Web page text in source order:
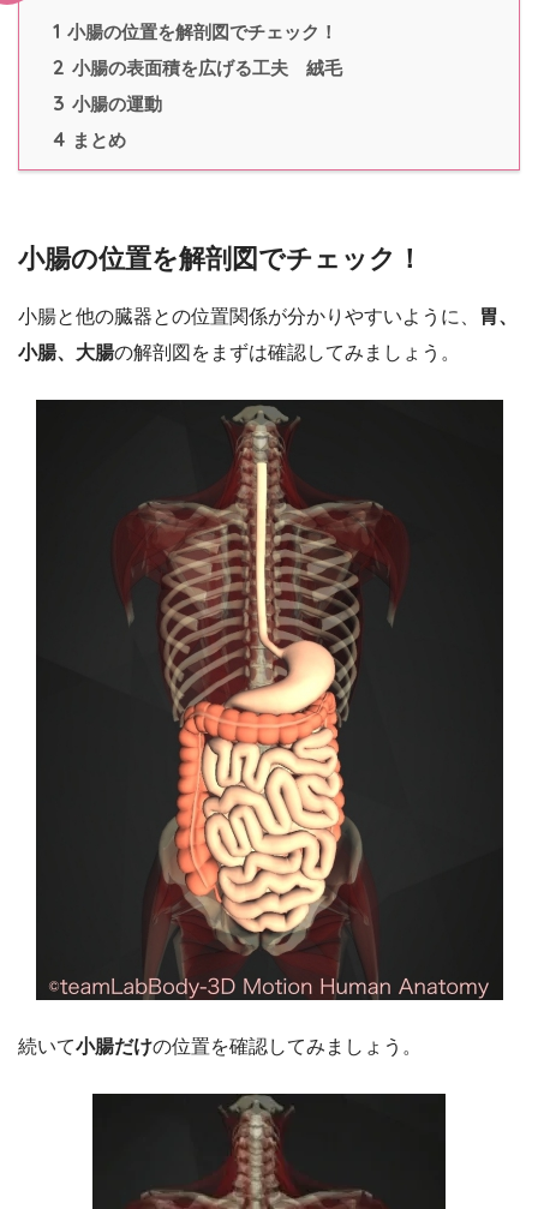
1 小腸の位置を解剖図でチェック！
2 小腸の表面積を広げる工夫 絨毛
3 小腸の運動
4 まとめ
小腸の位置を解剖図でチェック！
小腸と他の臓器との位置関係が分かりやすいように、
胃、
小腸、大腸の解剖図をまずは確認してみましょう。
続いて小腸だけの位置を確認してみましょう。